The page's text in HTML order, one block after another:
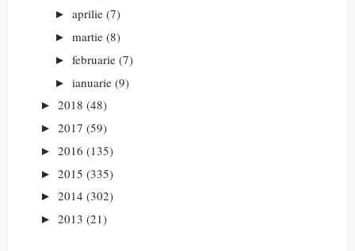
► aprilie (7)
► martie (8)
► februarie (7)
► ianuarie (9)
► 2018 (48)
► 2017 (59)
► 2016 (135)
► 2015 (335)
► 2014 (302)
► 2013 (21)